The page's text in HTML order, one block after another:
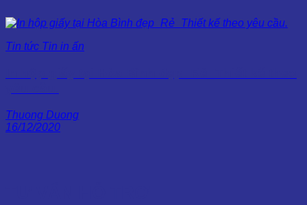
Tin tức Tin in ấn
Thuong Duong
16/12/2020